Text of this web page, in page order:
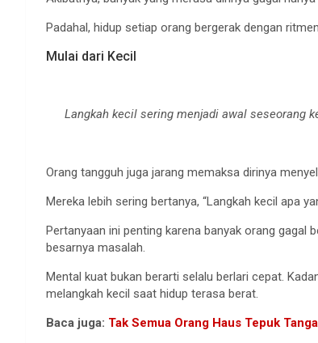
Padahal, hidup setiap orang bergerak dengan
Mulai dari Kecil
Langkah kecil sering menjadi awal seseorang
Orang tangguh juga jarang memaksa dirinya
Mereka lebih sering bertanya, “Langkah kecil apa
Pertanyaan ini penting karena banyak orang
besarnya masalah.
Mental kuat bukan berarti selalu berlari cepat.
melangkah kecil saat hidup terasa berat.
Baca juga: Tak Semua Orang Haus Tepuk